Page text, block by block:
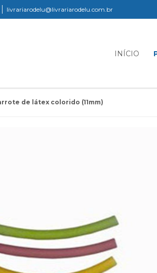
livrariarodelu@livrariarodelu.com.br
INÍCIO
de látex colorido (11mm)